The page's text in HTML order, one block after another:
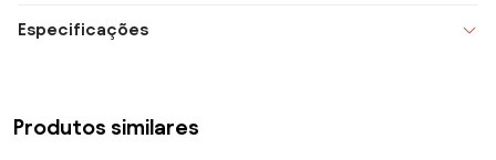
Especificações
Produtos similares